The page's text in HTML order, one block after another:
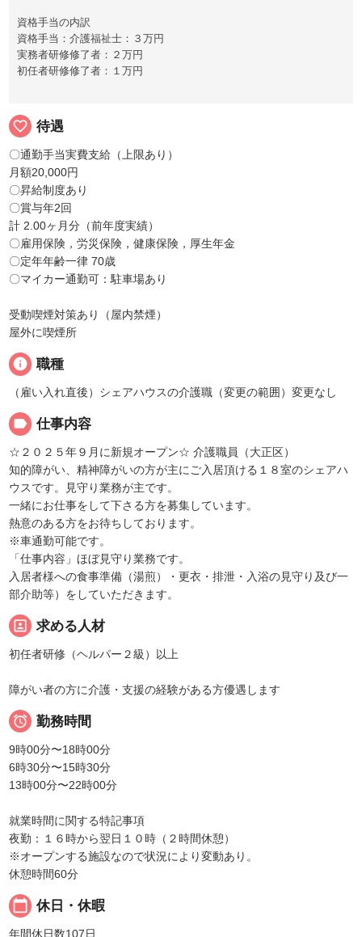
資格手当の内訳
資格手当：介護福祉士：３万円
実務者研修修了者：２万円
初任者研修修了者：１万円
favorite_border 待遇
〇通勤手当実費支給（上限あり）
月額20,000円
〇昇給制度あり
〇賞与年2回
計 2.00ヶ月分（前年度実績）
〇雇用保険，労災保険，健康保険，厚生年金
〇定年年齢一律 70歳
〇マイカー通勤可：駐車場あり
受動喫煙対策あり（屋内禁煙）
屋外に喫煙所
info 職種
（雇い入れ直後）シェアハウスの介護職（変更の範囲）変更なし
label 仕事内容
☆２０２５年９月に新規オープン☆ 介護職員（大正区）
知的障がい、精神障がいの方が主にご入居頂ける１８室のシェアハ
ウスです。見守り業務が主です。
一緒にお仕事をして下さる方を募集しています。
熱意のある方をお待ちしております。
※車通勤可能です。
「仕事内容」ほぼ見守り業務です。
入居者様への食事準備（湯煎）・更衣・排泄・入浴の見守り及び一
部介助等）をしていただきます。
portrait 求める人材
初任者研修（ヘルパー２級）以上
障がい者の方に介護・支援の経験がある方優遇します
 勤務時間
9時00分〜18時00分
6時30分〜15時30分
13時00分〜22時00分
就業時間に関する特記事項
夜勤：１６時から翌日１０時（２時間休憩）
※オープンする施設なので状況により変動あり。
休憩時間60分
calendar_today 休日・休暇
年間休日数107日